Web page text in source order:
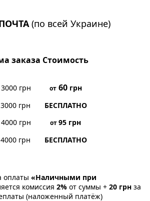
(по всей Украине)
заказа Стоимость
грн от60грн
грн
БЕСПЛАТНО
грн от95 грн
грн
БЕСПЛАТНО
оплаты «Наличными при
комиссия 2% от суммы + 20 грн за
(наложенный платёж)